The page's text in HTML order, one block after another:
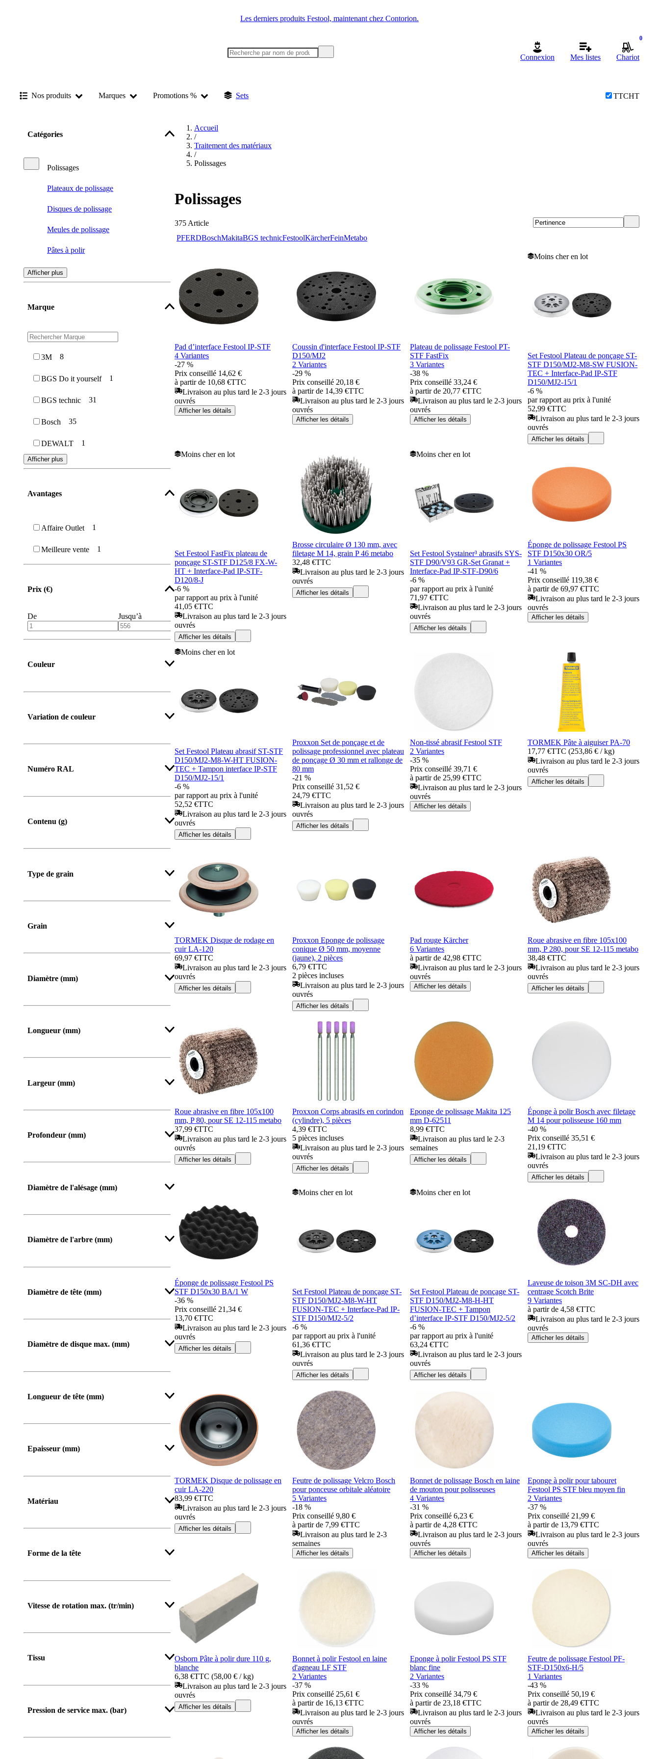
Les derniers produits Festool, maintenant chez Contorion.
Connexion Mes listes
0
Chariot
Nos produits Marques Promotions % Sets TTCHT
Catégories
Polissages
Plateaux de polissage
Disques de polissage
Meules de polissage
Pâtes à polir
Meules de finition sur tige
Feutres de polissage
Meules en tissu
Bandes de polissage
Afficher plus
Marque
3M 8
BGS Do it yourself 1
BGS technic 31
Bosch 35
DEWALT 1
Afficher plus
Avantages
Affaire Outlet 1
Meilleure vente 1
Prix (€)
De Jusqu’à
Couleur
Variation de couleur
Numéro RAL
Contenu (g)
Type de grain
Grain
Diamètre (mm)
Longueur (mm)
De Jusqu’à
Largeur (mm)
De Jusqu’à
Profondeur (mm)
Diamètre de l'alésage (mm)
Diamètre de l'arbre (mm)
Diamètre de tête (mm)
Diamètre de disque max. (mm)
Longueur de tête (mm)
Epaisseur (mm)
Matériau
Forme de la tête
Vitesse de rotation max. (tr/min)
Tissu
Pression de service max. (bar)
Accueil
/
Traitement des matériaux
/
Polissages
Polissages
375 Article
PFERDBoschMakitaBGS technicFestoolKärcherFeinMetabo
Pad d’interface Festool IP-STF
4 Variantes
-27 %
Prix conseillé 14,62 €
à partir de 10,68 €TTC
Livraison au plus tard le 2-3 jours
ouvrés
Afficher les détails
Coussin d'interface Festool IP-STF
D150/MJ2
2 Variantes
-29 %
Prix conseillé 20,18 €
à partir de 14,39 €TTC
Livraison au plus tard le 2-3 jours
ouvrés
Afficher les détails
Plateau de polissage Festool PT-
STF FastFix
3 Variantes
-38 %
Prix conseillé 33,24 €
à partir de 20,77 €TTC
Livraison au plus tard le 2-3 jours
ouvrés
Afficher les détails
Moins cher en lot
Set Festool Plateau de ponçage ST-
STF D150/MJ2-M8-SW FUSION-
TEC + Interface-Pad IP-STF
D150/MJ2-15/1
-6 %
par rapport au prix à l'unité
52,99 €TTC
Livraison au plus tard le 2-3 jours
ouvrés
Afficher les détails
Moins cher en lot
Set Festool FastFix plateau de
ponçage ST-STF D125/8 FX-W-
HT + Interface-Pad IP-STF-
D120/8-J
-6 %
par rapport au prix à l'unité
41,05 €TTC
Livraison au plus tard le 2-3 jours
ouvrés
Afficher les détails
Brosse circulaire Ø 130 mm, avec
filetage M 14, grain P 46 metabo
32,48 €TTC
Livraison au plus tard le 2-3 jours
ouvrés
Afficher les détails
Moins cher en lot
Set Festool Systainer³ abrasifs SYS-
STF D90/V93 GR-Set Granat +
Interface-Pad IP-STF-D90/6
-6 %
par rapport au prix à l'unité
71,97 €TTC
Livraison au plus tard le 2-3 jours
ouvrés
Afficher les détails
Éponge de polissage Festool PS
STF D150x30 OR/5
1 Variantes
-41 %
Prix conseillé 119,38 €
à partir de 69,97 €TTC
Livraison au plus tard le 2-3 jours
ouvrés
Afficher les détails
Moins cher en lot
Set Festool Plateau abrasif ST-STF
D150/MJ2-M8-W-HT FUSION-
TEC + Tampon interface IP-STF
D150/MJ2-15/1
-6 %
par rapport au prix à l'unité
52,52 €TTC
Livraison au plus tard le 2-3 jours
ouvrés
Afficher les détails
Proxxon Set de ponçage et de
polissage professionnel avec plateau
de ponçage Ø 30 mm et rallonge de
80 mm
-21 %
Prix conseillé 31,52 €
24,79 €TTC
Livraison au plus tard le 2-3 jours
ouvrés
Afficher les détails
Non-tissé abrasif Festool STF
2 Variantes
-35 %
Prix conseillé 39,71 €
à partir de 25,99 €TTC
Livraison au plus tard le 2-3 jours
ouvrés
Afficher les détails
TORMEK Pâte à aiguiser PA-70
17,77 €TTC (253,86 € / kg)
Livraison au plus tard le 2-3 jours
ouvrés
Afficher les détails
TORMEK Disque de rodage en
cuir LA-120
69,97 €TTC
Livraison au plus tard le 2-3 jours
ouvrés
Afficher les détails
Proxxon Eponge de polissage
conique Ø 50 mm, moyenne
(jaune), 2 pièces
6,79 €TTC
2 pièces incluses
Livraison au plus tard le 2-3 jours
ouvrés
Afficher les détails
Pad rouge Kärcher
6 Variantes
à partir de 42,98 €TTC
Livraison au plus tard le 2-3 jours
ouvrés
Afficher les détails
Roue abrasive en fibre 105x100
mm, P 280, pour SE 12-115 metabo
38,48 €TTC
Livraison au plus tard le 2-3 jours
ouvrés
Afficher les détails
Roue abrasive en fibre 105x100
mm, P 80, pour SE 12-115 metabo
37,99 €TTC
Livraison au plus tard le 2-3 jours
ouvrés
Afficher les détails
Proxxon Corps abrasifs en corindon
(cylindre), 5 pièces
4,39 €TTC
5 pièces incluses
Livraison au plus tard le 2-3 jours
ouvrés
Afficher les détails
Eponge de polissage Makita 125
mm D-62511
8,99 €TTC
Livraison au plus tard le 2-3
semaines
Afficher les détails
Éponge à polir Bosch avec filetage
M 14 pour polisseuse 160 mm
-40 %
Prix conseillé 35,51 €
21,19 €TTC
Livraison au plus tard le 2-3 jours
ouvrés
Afficher les détails
Éponge de polissage Festool PS
STF D150x30 BA/1 W
-36 %
Prix conseillé 21,34 €
13,70 €TTC
Livraison au plus tard le 2-3 jours
ouvrés
Afficher les détails
Moins cher en lot
Set Festool Plateau de ponçage ST-
STF D150/MJ2-M8-W-HT
FUSION-TEC + Interface-Pad IP-
STF D150/MJ2-5/2
-6 %
par rapport au prix à l'unité
61,36 €TTC
Livraison au plus tard le 2-3 jours
ouvrés
Afficher les détails
Moins cher en lot
Set Festool Plateau de ponçage ST-
STF D150/MJ2-M8-H-HT
FUSION-TEC + Tampon
d’interface IP-STF D150/MJ2-5/2
-6 %
par rapport au prix à l'unité
63,24 €TTC
Livraison au plus tard le 2-3 jours
ouvrés
Afficher les détails
Laveuse de toison 3M SC-DH avec
centrage Scotch Brite
9 Variantes
à partir de 4,58 €TTC
Livraison au plus tard le 2-3 jours
ouvrés
Afficher les détails
TORMEK Disque de polissage en
cuir LA-220
83,99 €TTC
Livraison au plus tard le 2-3 jours
ouvrés
Afficher les détails
Feutre de polissage Velcro Bosch
pour ponceuse orbitale aléatoire
5 Variantes
-18 %
Prix conseillé 9,80 €
à partir de 7,99 €TTC
Livraison au plus tard le 2-3
semaines
Afficher les détails
Bonnet de polissage Bosch en laine
de mouton pour polisseuses
4 Variantes
-31 %
Prix conseillé 6,23 €
à partir de 4,28 €TTC
Livraison au plus tard le 2-3 jours
ouvrés
Afficher les détails
Eponge à polir pour tabouret
Festool PS STF bleu moyen fin
2 Variantes
-37 %
Prix conseillé 21,99 €
à partir de 13,79 €TTC
Livraison au plus tard le 2-3 jours
ouvrés
Afficher les détails
Osborn Pâte à polir dure 110 g,
blanche
6,38 €TTC (58,00 € / kg)
Livraison au plus tard le 2-3 jours
ouvrés
Afficher les détails
Bonnet à polir Festool en laine
d'agneau LF STF
2 Variantes
-37 %
Prix conseillé 25,61 €
à partir de 16,13 €TTC
Livraison au plus tard le 2-3 jours
ouvrés
Afficher les détails
Eponge à polir Festool PS STF
blanc fine
2 Variantes
-33 %
Prix conseillé 34,79 €
à partir de 23,18 €TTC
Livraison au plus tard le 2-3 jours
ouvrés
Afficher les détails
Feutre de polissage Festool PF-
STF-D150x6-H/5
1 Variantes
-43 %
Prix conseillé 50,19 €
à partir de 28,49 €TTC
Livraison au plus tard le 2-3 jours
ouvrés
Afficher les détails